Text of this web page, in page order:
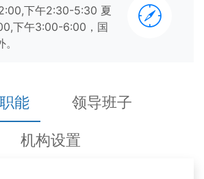
下午2:30-5:30 夏
下午3:00-6:00，国
能 领导班子
机构设置